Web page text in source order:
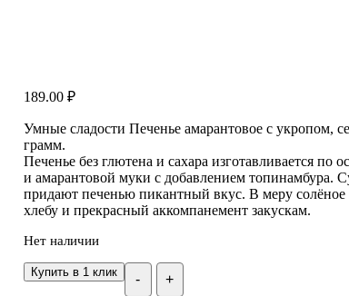
189.00 ₽
Умные сладости Печенье амарантовое с укропом,
грамм.
Печенье без глютена и сахара изготавливается по
и амарантовой муки с добавлением топинамбура.
придают печенью пикантный вкус. В меру солёное
хлебу и прекрасный аккомпанемент закускам.
Нет наличии
- +
Купить в 1 клик